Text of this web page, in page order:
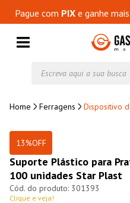
Pague com PIXe ganhe
Ferragens Dispositivo
13%OFF
Suporte Plástico para
100 unidades Star Plast
301393
Clique e veja!